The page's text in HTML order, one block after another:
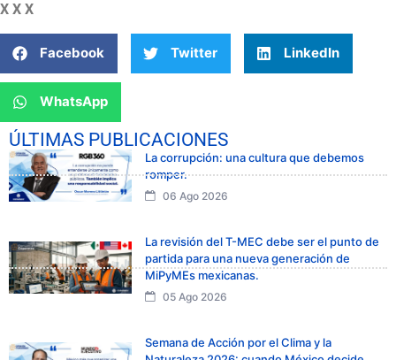
X X X
Facebook Twitter LinkedIn
WhatsApp
ÚLTIMAS PUBLICACIONES
La corrupción: una cultura que debemos
romper.
06 Ago 2026
La revisión del T-MEC debe ser el punto de
partida para una nueva generación de
MiPyMEs mexicanas.
05 Ago 2026
Semana de Acción por el Clima y la